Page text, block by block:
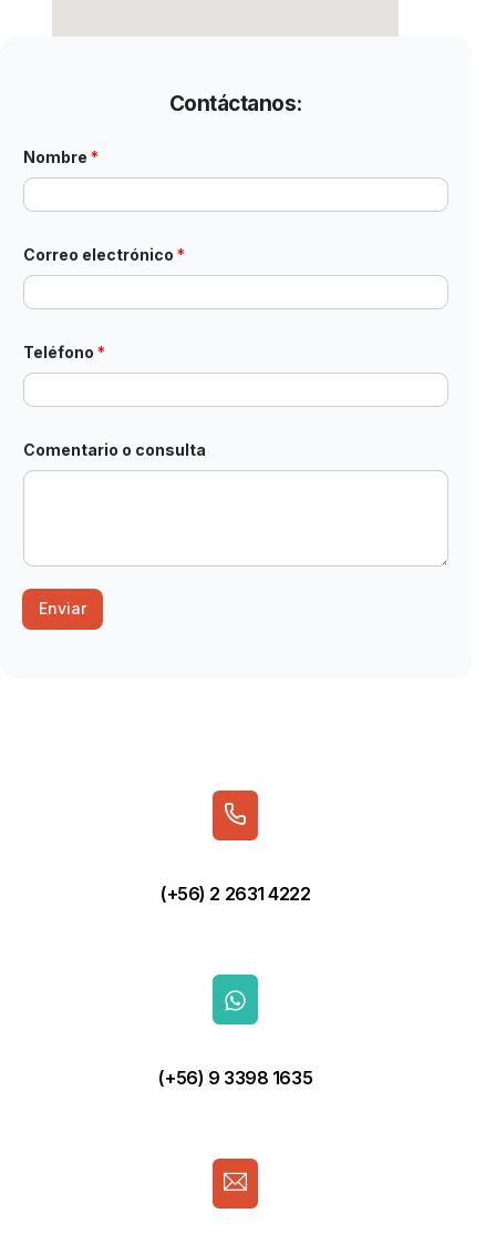
Contáctanos:
Nombre *
Correo electrónico *
o
m
r
*
o
Teléfono *
Comentario o consulta
Enviar
(+56) 2 2631 4222
(+56) 9 3398 1635